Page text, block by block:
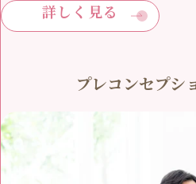
詳しく見る
プレコンセプシ